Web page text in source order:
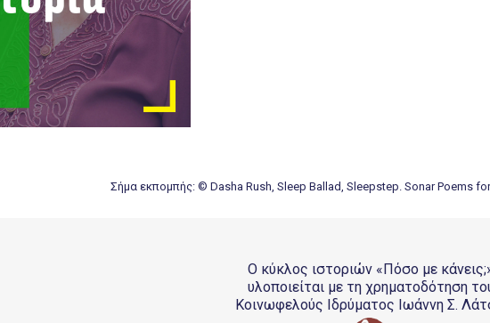
Σήμα εκπομπής: © Dasha Rush, Sleep Ballad, Sleepstep. Sonar Poems
Ο κύκλος ιστοριών «Πόσο με
υλοποιείται με τη χρηματοδότηση
Κοινωφελούς Ιδρύματος Ιωάννη Σ.